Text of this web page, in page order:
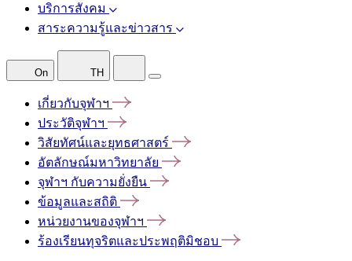
บริการสังคม
สาระความรู้และข่าวสาร
On TH
เกี่ยวกับจุฬาฯ
ประวัติจุฬาฯ
วิสัยทัศน์และยุทธศาสตร์
อัตลักษณ์มหาวิทยาลัย
จุฬาฯ กับความยั่งยืน
ข้อมูลและสถิติ
หน่วยงานของจุฬาฯ
ร้องเรียนทุจริตและประพฤติมิชอบ